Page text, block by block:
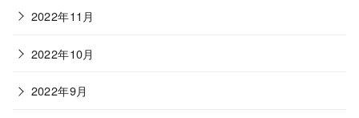
2022年11月
2022年10月
2022年9月